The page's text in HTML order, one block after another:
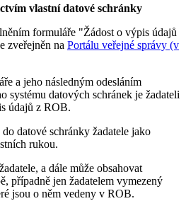
vlastní datové schránky
formuláře "Žádost o výpis údajů
zveřejněn na Portálu veřejné správy (v
a jeho následným odesláním
systému datových schránek je žadateli
údajů z ROB.
datové schránky žadatele jako
rukou.
a dále může obsahovat
případně jen žadatelem vymezený
jsou o něm vedeny v ROB.